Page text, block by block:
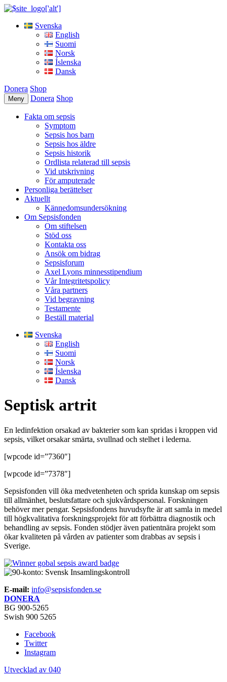
Svenska
English
Suomi
Norsk
Íslenska
Dansk
Donera Shop
Meny Donera Shop
Fakta om sepsis
Symptom
Sepsis hos barn
Sepsis hos äldre
Sepsis historik
Ordlista relaterad till sepsis
Vid utskrivning
För amputerade
Personliga berättelser
Aktuellt
Kännedomsundersökning
Om Sepsisfonden
Om stiftelsen
Stöd oss
Kontakta oss
Ansök om bidrag
Sepsisforum
Axel Lyons minnesstipendium
Vår Integritetspolicy
Våra partners
Vid begravning
Testamente
Beställ material
Svenska
English
Suomi
Norsk
Íslenska
Dansk
Septisk artrit
En ledinfektion orsakad av bakterier som kan spridas i kroppen vid
sepsis, vilket orsakar smärta, svullnad och stelhet i lederna.
[wpcode id=”7360″]
[wpcode id=”7378″]
Sepsisfonden vill öka medvetenheten och sprida kunskap om sepsis
till allmänhet, beslutsfattare och sjukvårdspersonal. Forskningen
behöver mer pengar. Sepsisfondens huvudsyfte är att samla in medel
till högkvalitativa forskningsprojekt för att förbättra diagnostik och
behandling av sepsis. Fonden stödjer även patientnära projekt som
ökar kvaliteten på vården av patienter som drabbas av sepsis i
Sverige.
E-mail: info@sepsisfonden.se
DONERA
BG 900-5265
Swish 900 5265
Facebook
Twitter
Instagram
Utvecklad av 040